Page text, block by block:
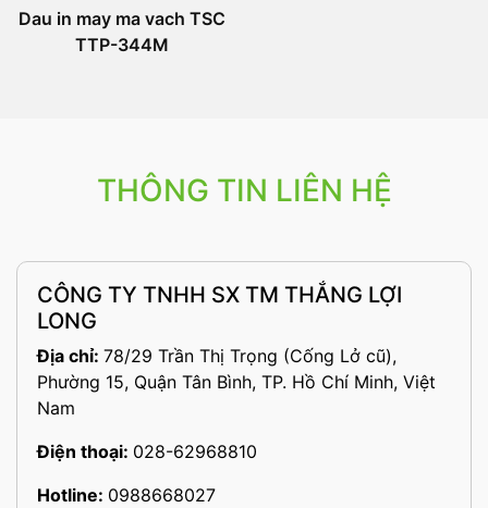
Dau in may ma vach TSC
TTP-344M
THÔNG TIN LIÊN HỆ
CÔNG TY TNHH SX TM THẮNG LỢI
LONG
Địa chỉ: 78/29 Trần Thị Trọng (Cống Lở cũ),
Phường 15, Quận Tân Bình, TP. Hồ Chí Minh, Việt
Nam
Điện thoại: 028-62968810
Hotline: 0988668027